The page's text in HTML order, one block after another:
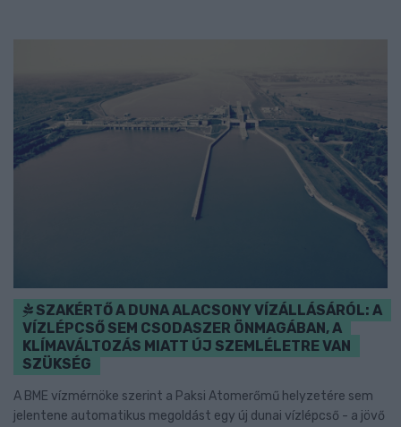
SZAKÉRTŐ A DUNA ALACSONY VÍZÁLLÁSÁRÓL: A
VÍZLÉPCSŐ SEM CSODASZER ÖNMAGÁBAN, A
KLÍMAVÁLTOZÁS MIATT ÚJ SZEMLÉLETRE VAN
SZÜKSÉG
A BME vízmérnöke szerint a Paksi Atomerőmű helyzetére sem
jelentene automatikus megoldást egy új dunai vízlépcső - a jövő